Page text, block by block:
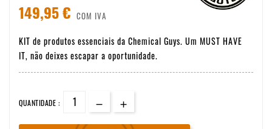
149,95 € COM IVA
KIT de produtos essenciais da Chemical Guys. Um MUST HAVE
IT, não deixes escapar a oportunidade.
QUANTIDADE :